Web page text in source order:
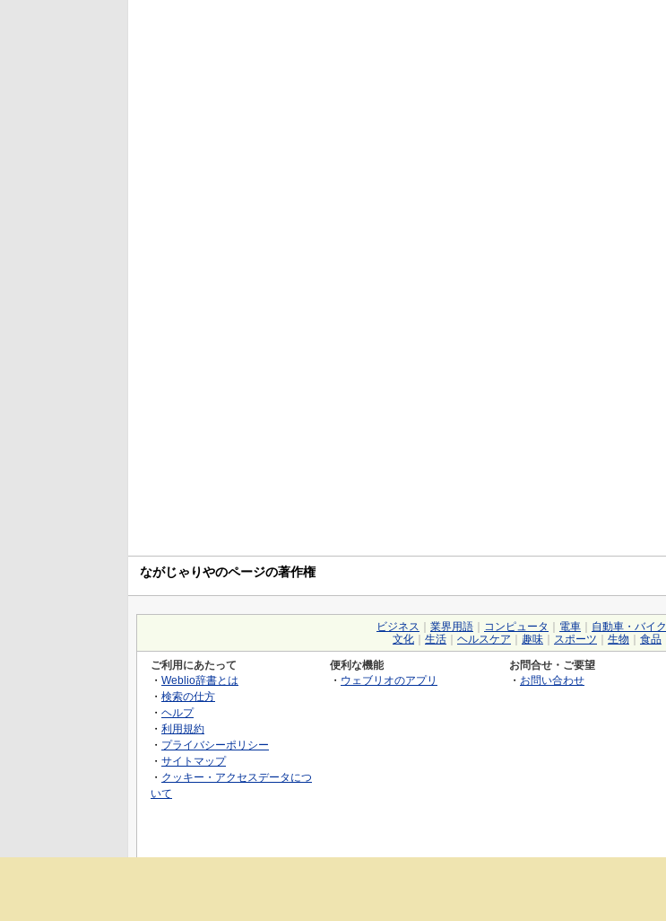
ながじゃりやのページの著作権
ビジネス 業界用語 コンピュータ 電車 自動車・バイク
文化
生活 ヘルスケア 趣味 スポーツ 生物 食品
ご利用にあたって
・ Weblio辞書とは
・ 検索の仕方
・ ヘルプ
・ 利用規約
・ プライバシーポリシー
・ サイトマップ
・ クッキー・アクセスデータにつ
いて
便利な機能
・ ウェブリオのアプリ
お問合せ・ご要望
・ お問い合わせ